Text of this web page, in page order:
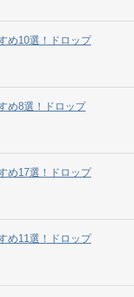
め10選！ドロップ
め8選！ドロップ
め17選！ドロップ
め11選！ドロップ